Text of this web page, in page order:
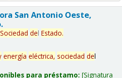
San Antonio Oeste,
Sociedad del Estado.
energía eléctrica, sociedad del
para préstamo: Signatura